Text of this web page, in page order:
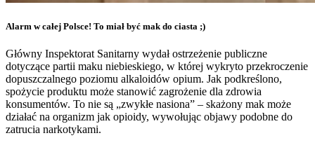
Alarm w całej Polsce! To miał być mak do ciasta ;)
Główny Inspektorat Sanitarny wydał ostrzeżenie publiczne
dotyczące partii maku niebieskiego, w której wykryto przekroczenie
dopuszczalnego poziomu alkaloidów opium. Jak podkreślono,
spożycie produktu może stanowić zagrożenie dla zdrowia
konsumentów. To nie są „zwykłe nasiona” – skażony mak może
działać na organizm jak opioidy, wywołując objawy podobne do
zatrucia narkotykami.